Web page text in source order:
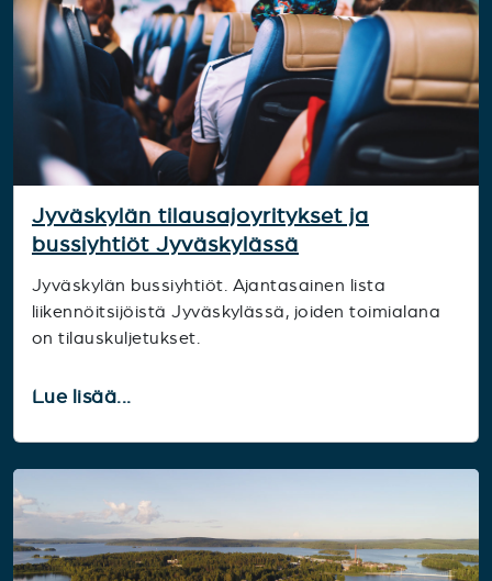
Jyväskylän tilausajoyritykset ja
bussiyhtiöt Jyväskylässä
Jyväskylän bussiyhtiöt. Ajantasainen lista
liikennöitsijöistä Jyväskylässä, joiden toimialana
on tilauskuljetukset.
Lue lisää...